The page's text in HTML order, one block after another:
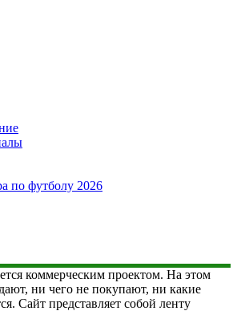
по футболу 2026
коммерческим проектом. На этом
ни чего не покупают, ни какие
Сайт представляет собой ленту